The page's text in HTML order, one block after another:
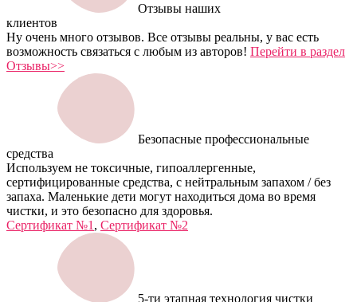
Отзывы наших
клиентов
Ну очень много отзывов. Все отзывы реальны, у вас есть
возможность связаться с любым из авторов! Перейти в раздел
Отзывы>>
Безопасные профессиональные
средства
Используем не токсичные, гипоаллергенные,
сертифицированные средства, с нейтральным запахом / без
запаха. Маленькие дети могут находиться дома во время
чистки, и это безопасно для здоровья.
Сертификат №1 , Сертификат №2
5-ти этапная технология чистки